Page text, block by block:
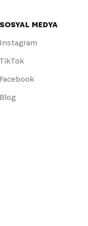
SOSYAL MEDYA
Instagram
TikTok
Facebook
Blog